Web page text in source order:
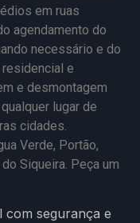
em ruas
agendamento do
necessário e do
e
e desmontagem
lugar de
cidades.
Verde, Portão,
Siqueira. Peça um
com segurança e